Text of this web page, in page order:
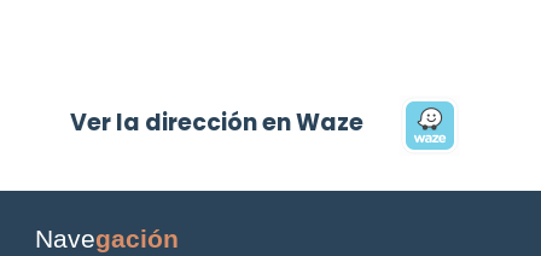
Ver la dirección en Waze
Navegación